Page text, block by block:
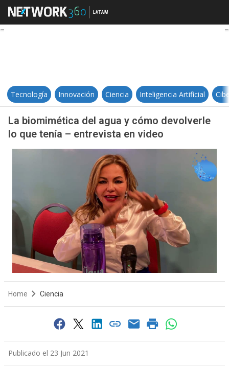
La biomimética del agua y cómo
Tecnología Innovación Ciencia Inteligencia Artificial
La biomimética del agua y cómo devolverle
lo que tenía – entrevista en video
Home Ciencia
Publicado el 23 Jun 2021